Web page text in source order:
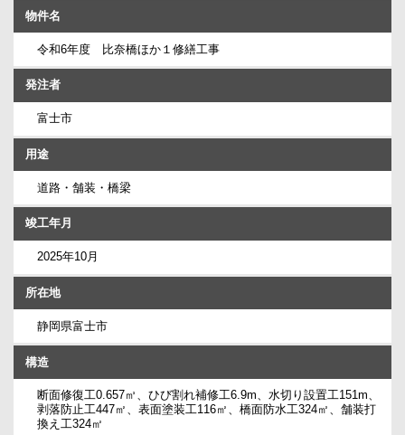
物件名
令和6年度 比奈橋ほか１修繕工事
発注者
富士市
用途
道路・舗装・橋梁
竣工年月
2025年10月
所在地
静岡県富士市
構造
断面修復工0.657㎥、ひび割れ補修工6.9m、水切り設置工151m、
剥落防止工447㎡、表面塗装工116㎡、橋面防水工324㎡、舗装打
換え工324㎡